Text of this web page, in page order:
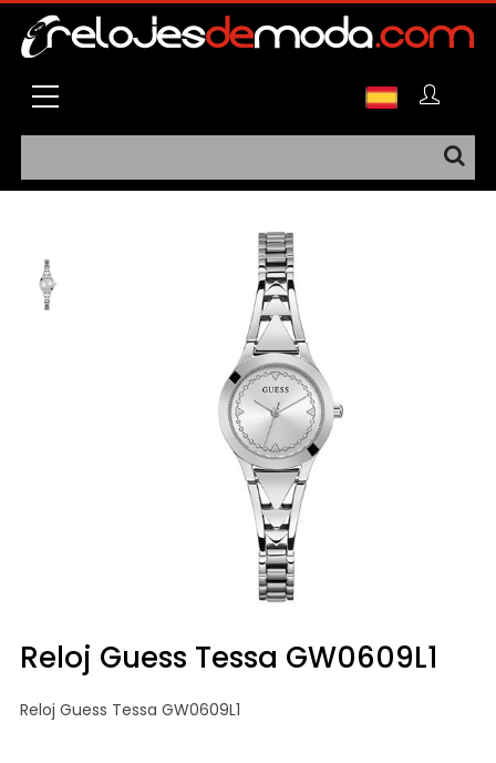
Reloj Guess Tessa GW0609L1
Reloj Guess Tessa GW0609L1